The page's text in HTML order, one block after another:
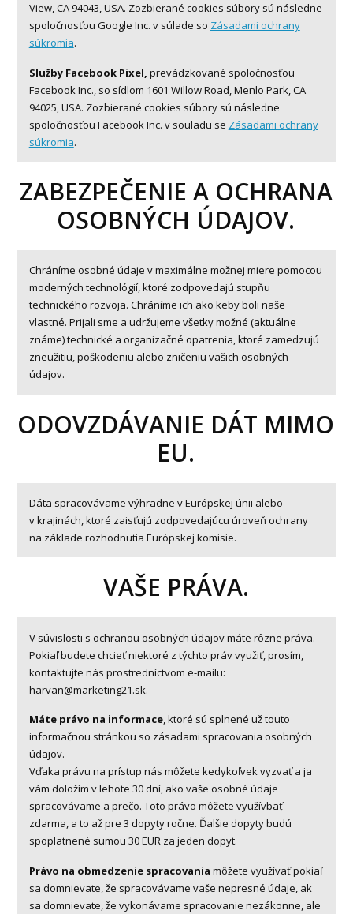
View, CA 94043, USA. Zozbierané cookies súbory sú následne
spoločnosťou Google Inc. v súlade so Zásadami ochrany
súkromia.
Služby Facebook Pixel, prevádzkované spoločnosťou
Facebook Inc., so sídlom 1601 Willow Road, Menlo Park, CA
94025, USA. Zozbierané cookies súbory sú následne
spoločnosťou Facebook Inc. v souladu se Zásadami ochrany
súkromia.
ZABEZPEČENIE A OCHRANA
OSOBNÝCH ÚDAJOV.
Chráníme osobné údaje v maximálne možnej miere pomocou
moderných technológií, ktoré zodpovedajú stupňu
technického rozvoja. Chráníme ich ako keby boli naše
vlastné. Prijali sme a udržujeme všetky možné (aktuálne
známe) technické a organizačné opatrenia, ktoré zamedzujú
zneužitiu, poškodeniu alebo zničeniu vašich osobných
údajov.
ODOVZDÁVANIE DÁT MIMO
EU.
Dáta spracovávame výhradne v Európskej únii alebo
v krajinách, ktoré zaisťujú zodpovedajúcu úroveň ochrany
na základe rozhodnutia Európskej komisie.
VAŠE PRÁVA.
V súvislosti s ochranou osobných údajov máte rôzne práva.
Pokiaľ budete chcieť niektoré z týchto práv využiť, prosím,
kontaktujte nás prostredníctvom e-mailu:
harvan@marketing21.sk.
Máte právo na informace, ktoré sú splnené už touto
informačnou stránkou so zásadami spracovania osobných
údajov.
Vďaka právu na prístup nás môžete kedykoľvek vyzvať a ja
vám doložím v lehote 30 dní, ako vaše osobné údaje
spracovávame a prečo. Toto právo môžete využívbať
zdarma, a to až pre 3 dopyty ročne. Ďalšie dopyty budú
spoplatnené sumou 30 EUR za jeden dopyt.
Právo na obmedzenie spracovania môžete využívať pokiaľ
sa domnievate, že spracovávame vaše nepresné údaje, ak
sa domnievate, že vykonávame spracovanie nezákonne, ale